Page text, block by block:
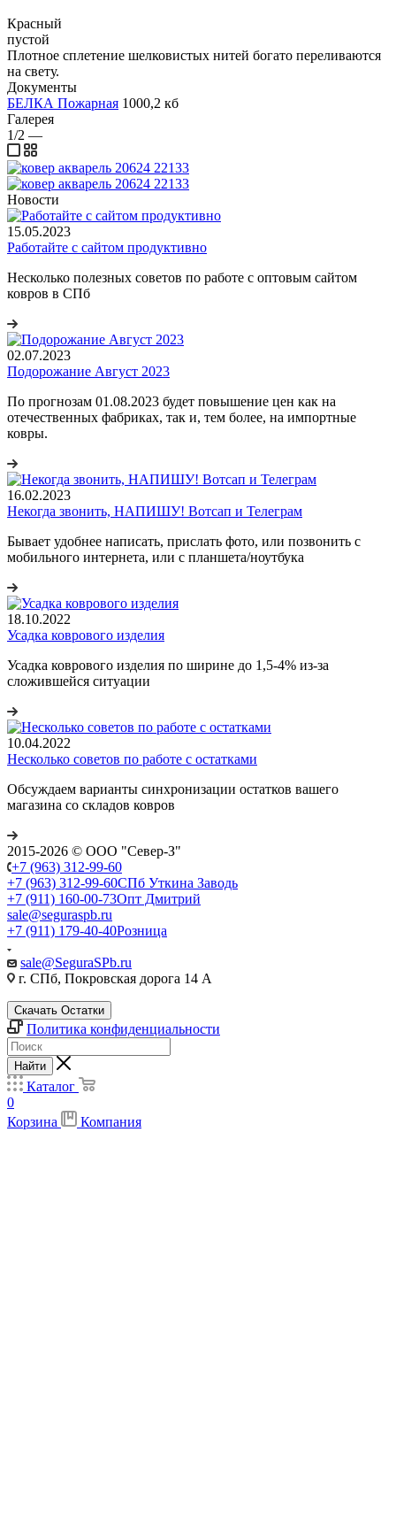
Красный
пустой
Плотное сплетение шелковистых нитей богато переливаются
на свету.
Документы
БЕЛКА Пожарная 1000,2 кб
Галерея
1/2 —
Новости
15.05.2023
Работайте с сайтом продуктивно
Несколько полезных советов по работе с оптовым сайтом
ковров в СПб
02.07.2023
Подорожание Август 2023
По прогнозам 01.08.2023 будет повышение цен как на
отечественных фабриках, так и, тем более, на импортные
ковры.
16.02.2023
Некогда звонить, НАПИШУ! Вотсап и Телеграм
Бывает удобнее написать, прислать фото, или позвонить с
мобильного интернета, или с планшета/ноутбука
18.10.2022
Усадка коврового изделия
Усадка коврового изделия по ширине до 1,5-4% из-за
сложившейся ситуации
10.04.2022
Несколько советов по работе с остатками
Обсуждаем варианты синхронизации остатков вашего
магазина со складов ковров
2015-2026 © ООО "Север-З"
+7 (963) 312-99-60
+7 (963) 312-99-60СПб Уткина Заводь
+7 (911) 160-00-73Опт Дмитрий
sale@seguraspb.ru
+7 (911) 179-40-40Розница
sale@SeguraSPb.ru
г. СПб, Покровская дорога 14 А
Скачать Остатки
Политика конфиденциальности
Найти
Каталог
0
Корзина
Компания